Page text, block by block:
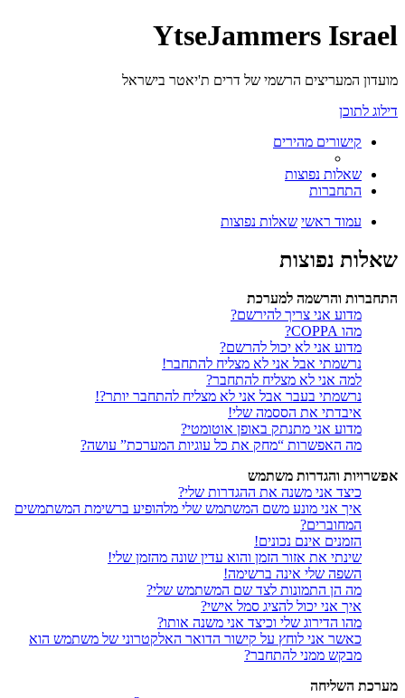
YtseJammers Israel
מועדון המעריצים הרשמי של דרים ת'יאטר בישראל
דילוג לתוכן
קישורים מהירים
שאלות נפוצות
התחברות
עמוד ראשי שאלות נפוצות
שאלות נפוצות
התחברות והרשמה למערכת
מדוע אני צריך להירשם?
מהו COPPA?
מדוע אני לא יכול להרשם?
נרשמתי אבל אני לא מצליח להתחבר!
למה אני לא מצליח להתחבר?
נרשמתי בעבר אבל אני לא מצליח להתחבר יותר?!
איבדתי את הססמה שלי!
מדוע אני מתנתק באופן אוטומטי?
מה האפשרות “מחק את כל עוגיות המערכת” עושה?
אפשרויות והגדרות משתמש
כיצד אני משנה את ההגדרות שלי?
איך אני מונע משם המשתמש שלי מלהופיע ברשימת המשתמשים
המחוברים?
הזמנים אינם נכונים!
שינתי את אזור הזמן והוא עדין שונה מהזמן שלי!
השפה שלי אינה ברשימה!
מה הן התמונות לצד שם המשתמש שלי?
איך אני יכול להציג סמל אישי?
מהו הדירוג שלי וכיצד אני משנה אותו?
כאשר אני לוחץ על קישור הדואר האלקטרוני של משתמש הוא
מבקש ממני להתחבר?
מערכת השליחה